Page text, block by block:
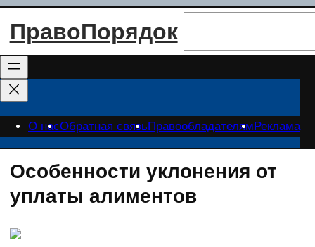
Перейти
ПравоПорядок
О насОбратная связьПравообладателямРеклама
Особенности уклонения от
уплаты алиментов